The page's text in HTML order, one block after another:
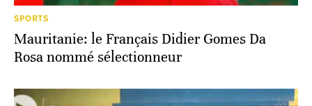
SPORTS
Mauritanie: le Français Didier Gomes Da
Rosa nommé sélectionneur